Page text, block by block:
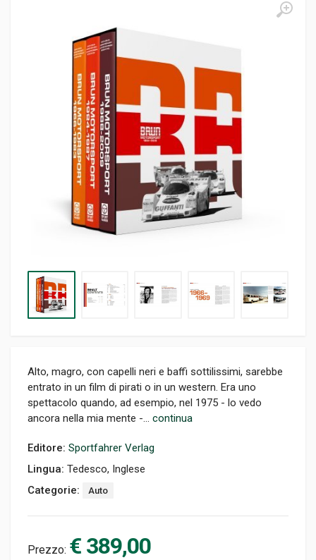
Alto, magro, con capelli neri e baffi sottilissimi, sarebbe
entrato in un film di pirati o in un western. Era uno
spettacolo quando, ad esempio, nel 1975 - lo vedo
ancora nella mia mente -... continua
Editore: Sportfahrer Verlag
Lingua: Tedesco, Inglese
Categorie:
Auto
Prezzo: € 389,00